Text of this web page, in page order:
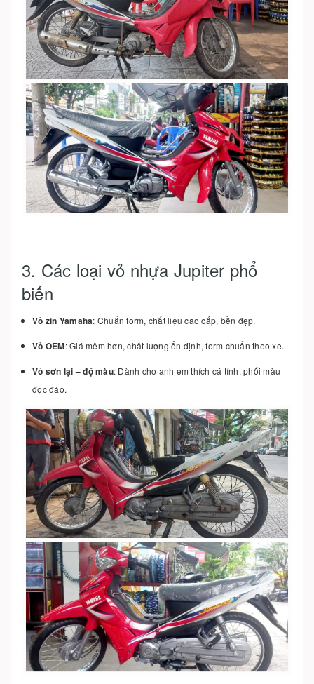
3. Các loại vỏ nhựa Jupiter phổ
biến
Vỏ zin Yamaha: Chuẩn form, chất liệu cao cấp, bền đẹp.
Vỏ OEM: Giá mềm hơn, chất lượng ổn định, form chuẩn theo xe.
Vỏ sơn lại – độ màu: Dành cho anh em thích cá tính, phối màu
độc đáo.